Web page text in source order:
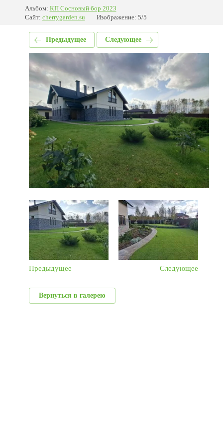
Альбом: КП Сосновый бор 2023
Сайт: cherrygarden.su Изображение: 5/5
Предыдущее Следующее
Предыдущее Следующее
Вернуться в галерею